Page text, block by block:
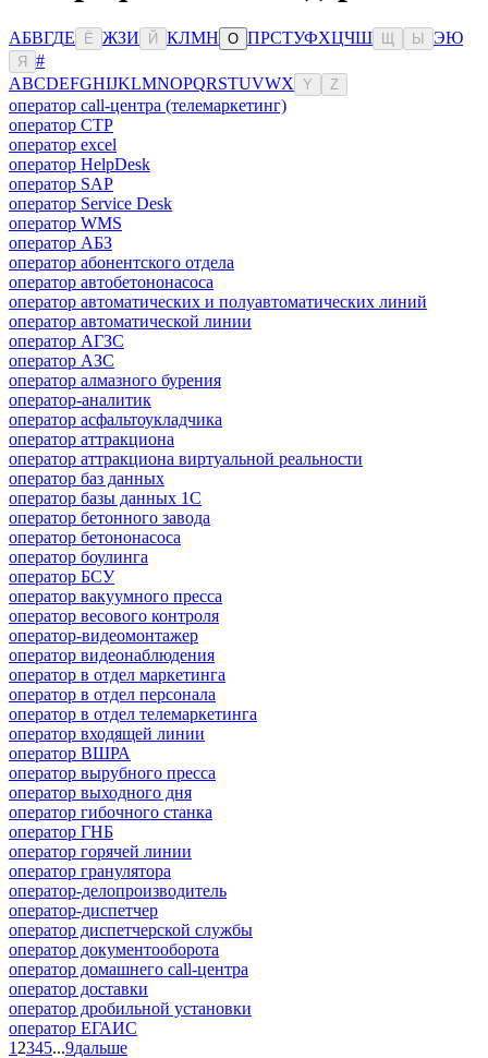
АБВГДЕ Ё ЖЗИ Й КЛМН О ПРСТУФХЦЧШ Ы ЭЮ
Я
#
ABCDEFGHIJKLMNOPQRSTUVWX Y Z
оператор call-центра (телемаркетинг)
оператор CTP
оператор excel
оператор HelpDesk
оператор SAP
оператор Service Desk
оператор WMS
оператор АБЗ
оператор абонентского отдела
оператор автобетононасоса
оператор автоматических и полуавтоматических линий
оператор автоматической линии
оператор АГЗС
оператор АЗС
оператор алмазного бурения
оператор-аналитик
оператор асфальтоукладчика
оператор аттракциона
оператор аттракциона виртуальной реальности
оператор баз данных
оператор базы данных 1С
оператор бетонного завода
оператор бетононасоса
оператор боулинга
оператор БСУ
оператор вакуумного пресса
оператор весового контроля
оператор-видеомонтажер
оператор видеонаблюдения
оператор в отдел маркетинга
оператор в отдел персонала
оператор в отдел телемаркетинга
оператор входящей линии
оператор ВШРА
оператор вырубного пресса
оператор выходного дня
оператор гибочного станка
оператор ГНБ
оператор горячей линии
оператор гранулятора
оператор-делопроизводитель
оператор-диспетчер
оператор диспетчерской службы
оператор документооборота
оператор домашнего call-центра
оператор доставки
оператор дробильной установки
оператор ЕГАИС
1 2345...9дальше